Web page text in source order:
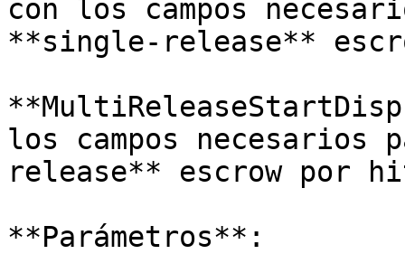
con los campos
**single-release**
los campos
release** escrow por
**Parámetros**: